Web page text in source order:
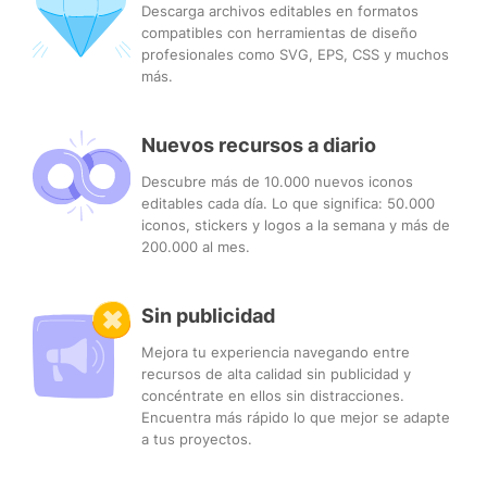
Descarga archivos editables en formatos
compatibles con herramientas de diseño
profesionales como SVG, EPS, CSS y muchos
más.
Nuevos recursos a diario
Descubre más de 10.000 nuevos iconos
editables cada día. Lo que significa: 50.000
iconos, stickers y logos a la semana y más de
200.000 al mes.
Sin publicidad
Mejora tu experiencia navegando entre
recursos de alta calidad sin publicidad y
concéntrate en ellos sin distracciones.
Encuentra más rápido lo que mejor se adapte
a tus proyectos.